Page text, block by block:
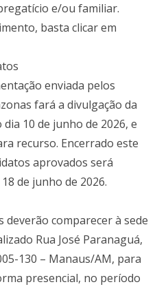
e/ou familiar.
basta clicar em
enviada pelos
fará a divulgação da
10 de junho de 2026, e
recurso. Encerrado este
aprovados será
de junho de 2026.
deverão comparecer à sede
Rua José Paranaguá,
130 – Manaus/AM, para
presencial, no período